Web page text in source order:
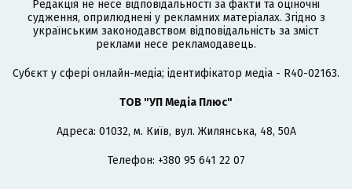
Редакція не несе відповідальності за факти та оціночні
судження, оприлюднені у рекламних матеріалах. Згідно з
українським законодавством відповідальність за зміст
реклами несе рекламодавець.
Cубєкт у сфері онлайн-медіа; ідентифікатор медіа - R40-02163.
ТОВ "УП Медіа Плюс"
Адреса: 01032, м. Київ, вул. Жилянська, 48, 50А
Телефон: +380 95 641 22 07